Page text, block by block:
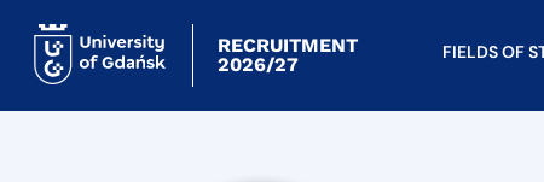
RECRUITMENT
2026/27
FIELDS OF